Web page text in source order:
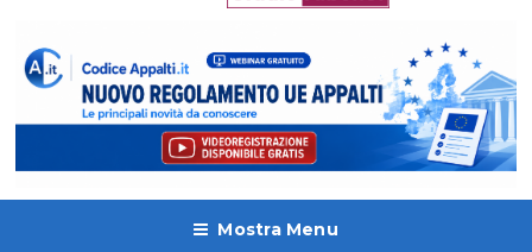
Mostra Menu